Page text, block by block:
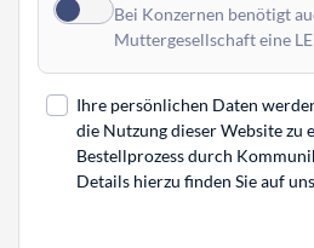
Bei Konzernen benötigt
Muttergesellschaft eine
Ihre persönlichen Daten
die Nutzung dieser Website zu
Bestellprozess durch
Details hierzu finden Sie auf